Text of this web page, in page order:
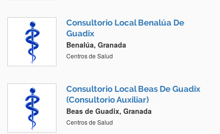
Consultorio Local Benalúa De
Guadix
Benalúa, Granada
Centros de Salud
Consultorio Local Beas De Guadix
(Consultorio Auxiliar)
Beas de Guadix, Granada
Centros de Salud